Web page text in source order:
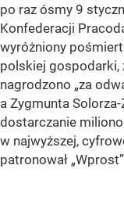
po raz ósmy 9
Konfederacji
wyróżniony
polskiej gospodarki,
nagrodzono „za
a Zygmunta
dostarczanie
w najwyższej,
patronował